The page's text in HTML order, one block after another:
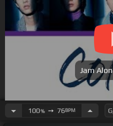
Jam
100%➙ 76BPM